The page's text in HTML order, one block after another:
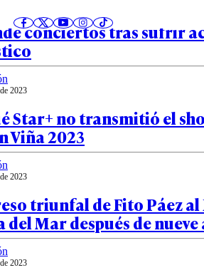
cinco costillas: Fito
conciertos tras sufrir
2023
Star+ no transmitió el
Viña 2023
2023
triunfal de Fito Páez al
del Mar después de nueve
2023